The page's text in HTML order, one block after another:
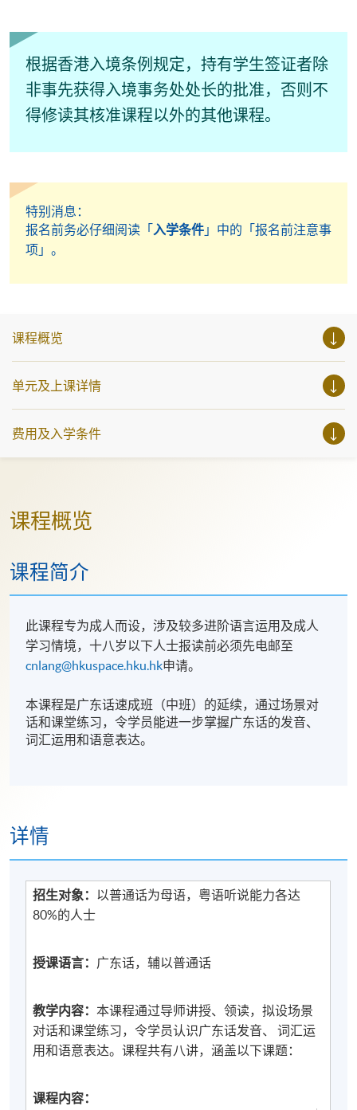
根据香港入境条例规定，持有学生签证者除
非事先获得入境事务处处长的批准，否则不
得修读其核准课程以外的其他课程。
特别消息：
报名前务必仔细阅读「入学条件 」中的「报名前注意事
项」。
课程概览
单元及上课详情
费用及入学条件
课程概览
课程简介
此课程专为成人而设，涉及较多进阶语言运用及成人
学习情境，十八岁以下人士报读前必须先电邮至
cnlang@hkuspace.hku.hk申请。
本课程是广东话速成班（中班）的延续，通过场景对
话和课堂练习，令学员能进一步掌握广东话的发音、
词汇运用和语意表达。
详情
招生对象：
以普通话为母语，粤语听说能力各达
80%的人士
授课语言： 广东话，辅以普通话
教学内容：本课程通过导师讲授、领读，拟设场景
对话和课堂练习，令学员认识广东话发音、 词汇运
用和语意表达。课程共有八讲，涵盖以下课题：
课程内容：